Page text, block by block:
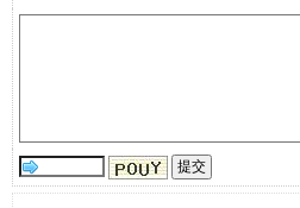
阿坝州三大球赛在茂县开幕